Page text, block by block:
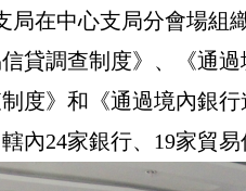
局在中心支局分會場組
貸調查制度》、《通
制度》和《通過境內銀
內24家銀行、19家貿